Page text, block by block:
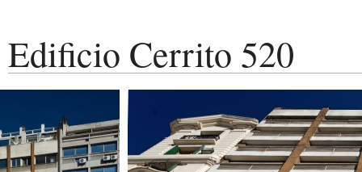
Edificio Cerrito 520